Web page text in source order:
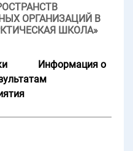
ОРГАНИЗАЦИЙ В
ШКОЛА»
Информация о